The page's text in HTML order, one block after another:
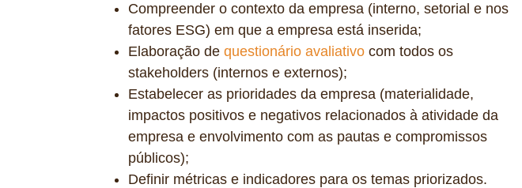
Compreender o contexto da empresa (interno, setorial e nos
fatores ESG) em que a empresa está inserida;
Elaboração de questionário avaliativo com todos os
stakeholders (internos e externos);
Estabelecer as prioridades da empresa (materialidade,
impactos positivos e negativos relacionados à atividade da
empresa e envolvimento com as pautas e compromissos
públicos);
Definir métricas e indicadores para os temas priorizados.